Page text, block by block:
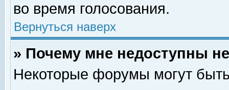
во время голосования.
Вернуться наверх
» Почему мне недоступны
Некоторые форумы могут